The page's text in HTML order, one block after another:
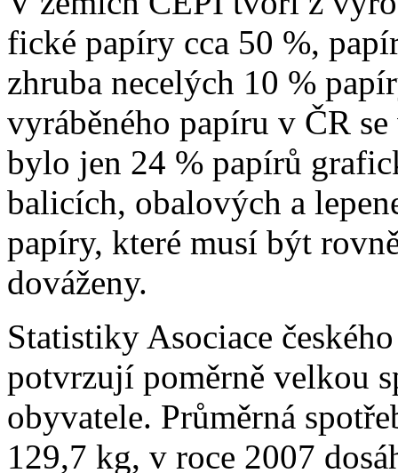
fické papíry cca 50 %,
zhruba necelých 10 %
vyráběného papíru v ČR
bylo jen 24 % papírů
balicích, obalových a
papíry, které musí být
dováženy.
Statistiky Asociace
potvrzují poměrně velkou
obyvatele. Průměrná
129,7 kg, v roce 2007